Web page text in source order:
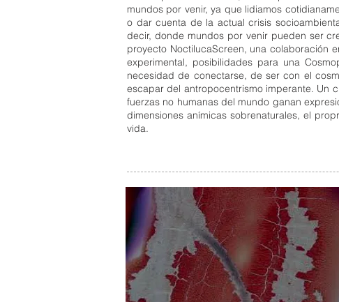
mundos por venir, ya que lidiamos
o dar cuenta de la actual crisis
decir, donde mundos por venir pueden ser
proyecto NoctilucaScreen, una colaboración
experimental, posibilidades para una
necesidad de conectarse, de ser con el
escapar del antropocentrismo imperante. Un
fuerzas no humanas del mundo ganan
dimensiones anímicas sobrenaturales, el
vida.